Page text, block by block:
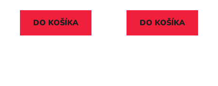
DO KOŠÍKA DO KOŠÍKA